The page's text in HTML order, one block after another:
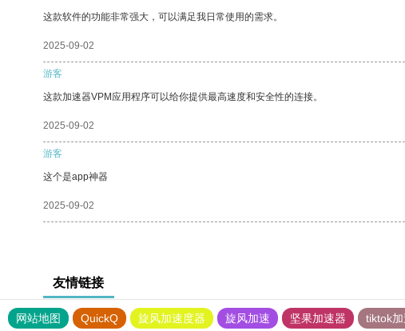
这款软件的功能非常强大，可以满足我日常使用的需求。
2025-09-02
游客
这款加速器VPM应用程序可以给你提供最高速度和安全性的连接。
2025-09-02
游客
这个是app神器
2025-09-02
友情链接
网站地图 QuickQ 旋风加速度器 旋风加速 坚果加速器 tiktok